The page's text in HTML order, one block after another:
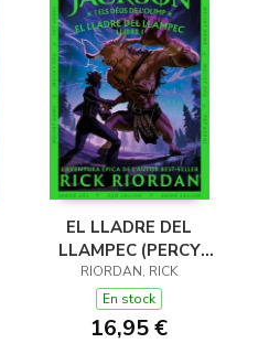
EL LLADRE DEL
LLAMPEC (PERCY
JACKSON I ELS DÉUS
DE L'OLIMP 1)
RIORDAN, RICK
En stock
16,95 €